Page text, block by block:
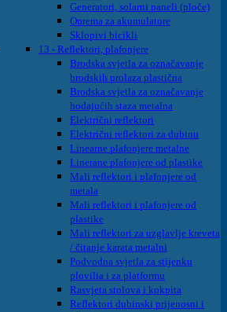
Generatori, solarni paneli (ploče)
Oprema za akumulatore
Sklopivi bicikli
13 - Reflektori, plafonjere
Brodska svjetla za označavanje
brodskih prolaza plastična
Brodska svjetla za označavanje
hodajućih staza metalna
Električni reflektori
Električni reflektori za dubinu
Linearne plafonjere metalne
Linerane plafonjere od plastike
Mali reflektori i plafonjere od
metala
Mali reflektori i plafonjere od
plastike
Mali reflektori za uzglavlje kreveta
/ čitanje karata metalni
Podvodna svjetla za stijenku
plovilia i za platformu
Rasvjeta stolova i kokpita
Reflektori dubinski prijenosni i